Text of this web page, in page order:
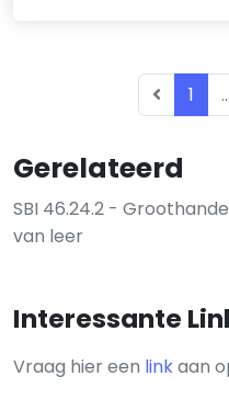
Gerelateerd
SBI 46.24.2 -
van leer
Interessante
Vraag hier een linkaan
1 ...